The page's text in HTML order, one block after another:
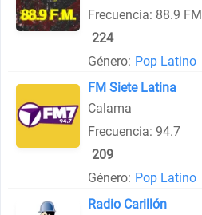
Frecuencia: 88.9 FM
224
Género: Pop Latino
FM Siete Latina
Calama
Frecuencia: 94.7
209
Género: Pop Latino
Radio Carillón